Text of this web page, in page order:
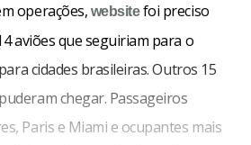
operações, websitefoi preciso
aviões que seguiriam para o
cidades brasileiras. Outros 15
chegar. Passageiros
Paris e Miami e ocupantes mais